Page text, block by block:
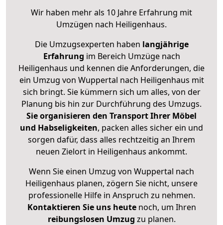
Wir haben mehr als 10 Jahre Erfahrung mit
Umzügen nach Heiligenhaus.
Die Umzugsexperten haben langjährige
Erfahrung im Bereich Umzüge nach
Heiligenhaus und kennen die Anforderungen, die
ein Umzug von Wuppertal nach Heiligenhaus mit
sich bringt. Sie kümmern sich um alles, von der
Planung bis hin zur Durchführung des Umzugs.
Sie organisieren den Transport Ihrer Möbel
und Habseligkeiten, packen alles sicher ein und
sorgen dafür, dass alles rechtzeitig an Ihrem
neuen Zielort in Heiligenhaus ankommt.
Wenn Sie einen Umzug von Wuppertal nach
Heiligenhaus planen, zögern Sie nicht, unsere
professionelle Hilfe in Anspruch zu nehmen.
Kontaktieren Sie uns heutenoch, um Ihren
reibungslosen Umzug zu planen.